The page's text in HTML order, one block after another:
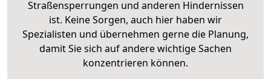
Straßensperrungen und anderen Hindernissen
ist. Keine Sorgen, auch hier haben wir
Spezialisten und übernehmen gerne die Planung,
damit Sie sich auf andere wichtige Sachen
konzentrieren können.